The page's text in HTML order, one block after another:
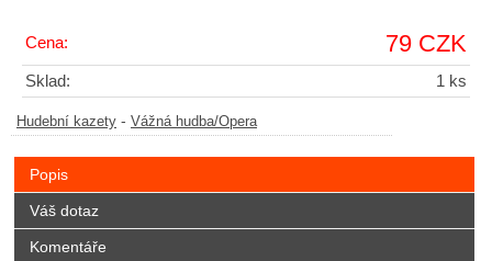
Cena: 79 CZK
Sklad: 1 ks
Hudební kazety - Vážná hudba/Opera
Popis
Váš dotaz
Komentáře